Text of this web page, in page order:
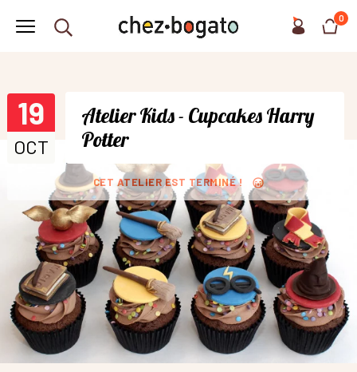
0
19
OCT
Atelier Kids - Cupcakes Harry
Potter
CET ATELIER EST TERMINÉ !